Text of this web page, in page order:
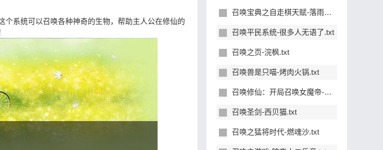
系统可以召唤各种神奇的生物，帮助主人公在修仙的
召唤宝典之自走棋天赋-落雨寒月.txt
召唤平民系统-很多人无语了.txt
召唤之页-浣枫.txt
召唤兽是只喵-烤肉火锅.txt
召唤修仙：开局召唤女魔帝-小破车呜呜呜.txt
召唤圣剑-西贝猫.txt
召唤之猛将时代-燃魂沙.txt